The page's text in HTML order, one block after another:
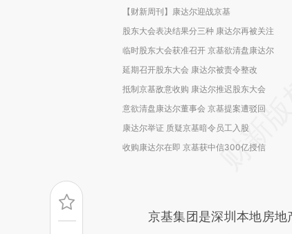
【财新周刊】康达尔迎战京基
股东大会表决结果分三种 康达尔再被关注
临时股东大会获准召开 京基欲清盘康达尔
延期召开股东大会 康达尔被责令整改
抵制京基敌意收购 康达尔推迟股东大会
意欲清盘康达尔董事会 京基提案遭驳回
康达尔举证 质疑京基暗令员工入股
收购康达尔在即 京基获中信300亿授信
京基集团是深圳本地房地